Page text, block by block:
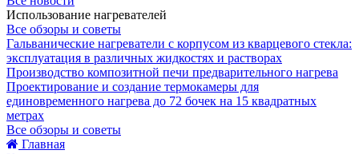
Использование нагревателей
Все обзоры и советы
Гальванические нагреватели с корпусом из кварцевого стекла:
эксплуатация в различных жидкостях и растворах
Производство композитной печи предварительного нагрева
Проектирование и создание термокамеры для
единовременного нагрева до 72 бочек на 15 квадратных
метрах
Все обзоры и советы
Главная